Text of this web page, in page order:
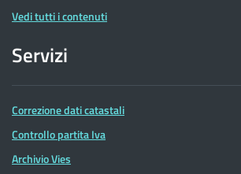
Vedi tutti i contenuti
Servizi
Correzione dati catastali
Controllo partita Iva
Archivio Vies